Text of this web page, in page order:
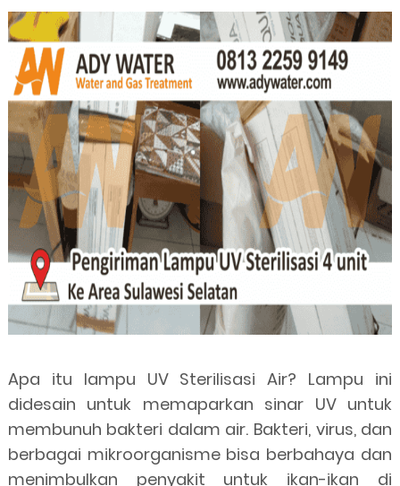
Apa itu lampu UV Sterilisasi Air? Lampu ini
didesain untuk memaparkan sinar UV untuk
membunuh bakteri dalam air. Bakteri, virus, dan
berbagai mikroorganisme bisa berbahaya dan
menimbulkan penyakit untuk ikan-ikan di